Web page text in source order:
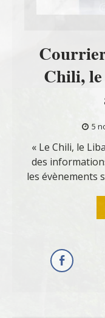
Chili,
5
« Le Chili, le
des
les évènements